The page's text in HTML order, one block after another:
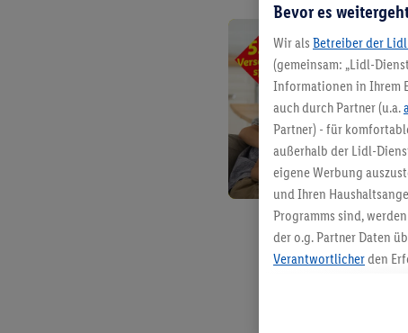
Bevor es
Wir als Betreiber der
(gemeinsam: „Lidl-
Informationen in Ihrem
auch durch Partner (u.a.
Partner) - für
außerhalb der Lidl-
eigene Werbung
und Ihren
Programms sind,
der o.g. Partner Daten
Verantwortlicherden
angereicherten
Kaufverhalten in den